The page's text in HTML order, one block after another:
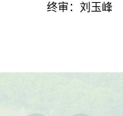
终审：刘玉峰